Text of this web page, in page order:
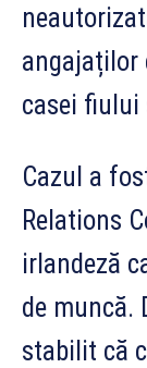
angajaților
casei fiului
Cazul a
Relations
irlandeză
de muncă.
stabilit că